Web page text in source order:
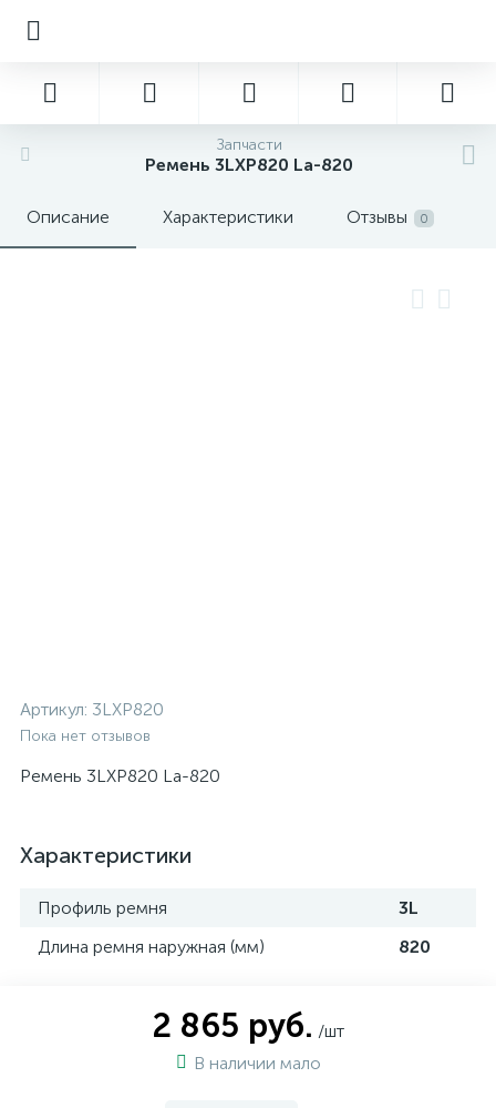
Запчасти
Ремень 3LXP820 La-820
Описание Характеристики Отзывы 0
Артикул: 3LXP820
Пока нет отзывов
Ремень 3LXP820 La-820
Характеристики
Профиль ремня
3L
Длина ремня наружная (мм)
820
2 865 руб. /шт
В наличии мало